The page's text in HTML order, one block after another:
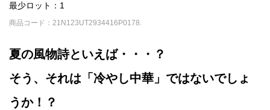
最少ロット：1
商品コード：21N123UT2934416P0178.
夏の風物詩といえば・・・？
そう、それは「冷やし中華」ではないでしょ
うか！？